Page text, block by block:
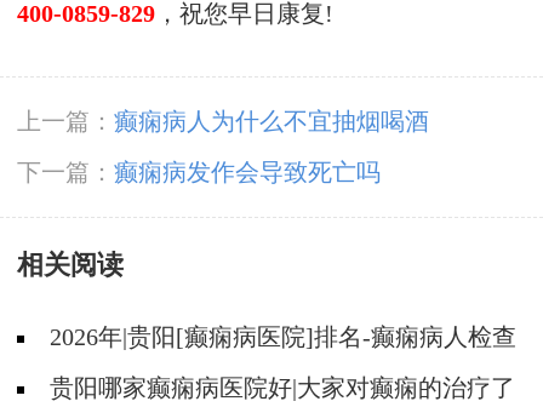
400-0859-829 ，祝您早日康复!
上一篇： 癫痫病人为什么不宜抽烟喝酒
下一篇： 癫痫病发作会导致死亡吗
相关阅读
2026年|贵阳[癫痫病医院]排名-癫痫病人检查
对身体有影响吗?
贵阳哪家癫痫病医院好|大家对癫痫的治疗了